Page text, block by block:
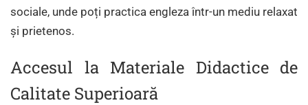
sociale, unde poți practica engleza într-un mediu relaxat
și prietenos.
Accesul la Materiale Didactice de
Calitate Superioară